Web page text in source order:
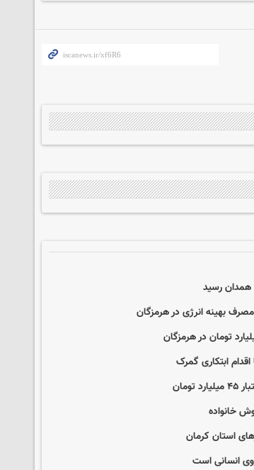
همدان رسید
بهینه انرژی در هرمزگان
ابتکاری گمرک
استان کرمان
انسانی است